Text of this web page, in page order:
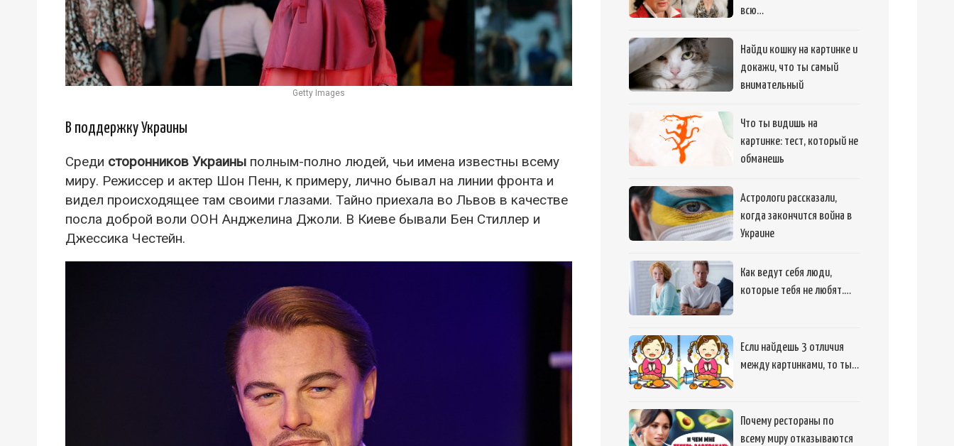
Getty Images
В поддержку Украины
Среди сторонников Украины полным-полно людей, чьи имена известны всему
миру. Режиссер и актер Шон Пенн, к примеру, лично бывал на линии фронта и
видел происходящее там своими глазами. Тайно приехала во Львов в качестве
посла доброй воли ООН Анджелина Джоли. В Киеве бывали Бен Стиллер и
Джессика Честейн.
всю…
Найди кошку на картинке и
докажи, что ты самый
внимательный
Что ты видишь на
картинке: тест, который не
обманешь
Астрологи рассказали,
когда закончится война в
Украине
Как ведут себя люди,
которые тебя не любят.…
Если найдешь 3 отличия
между картинками, то ты…
Почему рестораны по
всему миру отказываются